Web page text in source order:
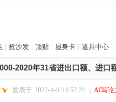
抢沙发 顶贴 显身卡 道具中心
2020年31省进出口额、进口
发表于 2022-4-9 14:52:21 AI写论